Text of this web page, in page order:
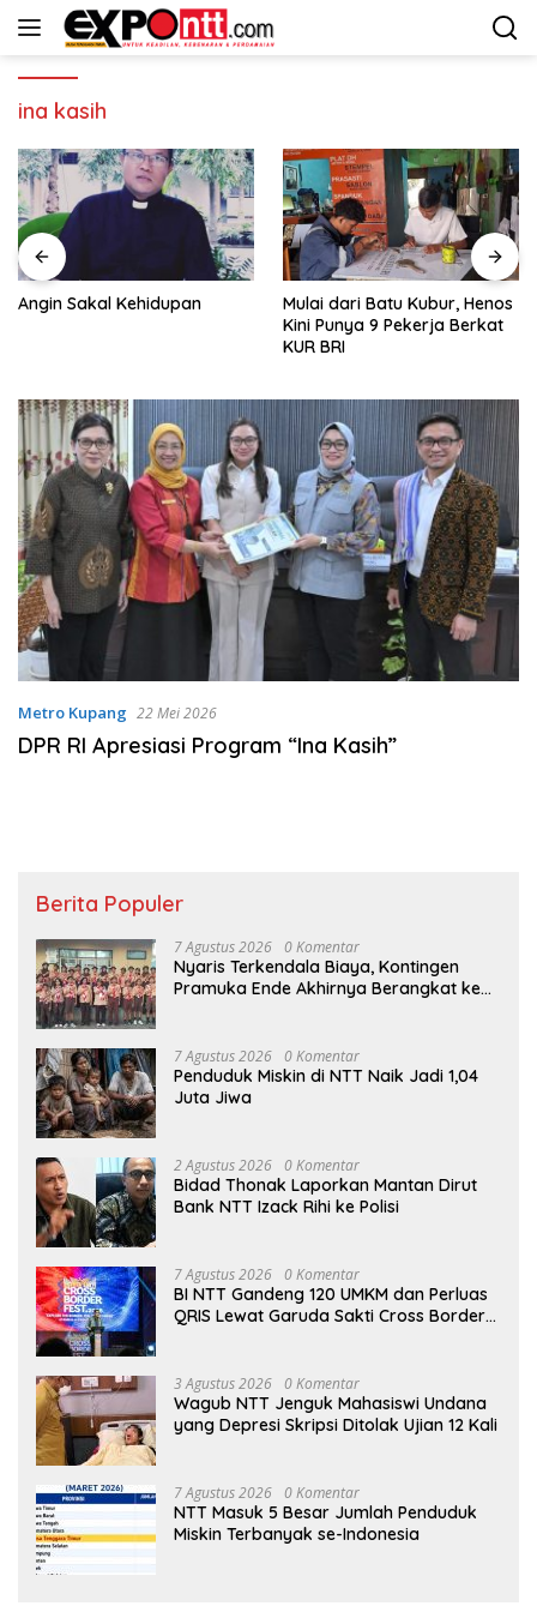
Langsung
ina kasih
Angin Sakal Kehidupan
Mulai dari Batu Kubur, Henos
Kini Punya 9 Pekerja Berkat
KUR BRI
Metro Kupang 22 Mei 2026
DPR RI Apresiasi Program “Ina Kasih”
Berita Populer
7 Agustus 2026 0 Komentar
Nyaris Terkendala Biaya, Kontingen
Pramuka Ende Akhirnya Berangkat ke
7 Agustus 2026 0 Komentar
Penduduk Miskin di NTT Naik Jadi 1,04
Juta Jiwa
2 Agustus 2026 0 Komentar
Bidad Thonak Laporkan Mantan Dirut
Bank NTT Izack Rihi ke Polisi
7 Agustus 2026 0 Komentar
BI NTT Gandeng 120 UMKM dan Perluas
QRIS Lewat Garuda Sakti Cross Border
3 Agustus 2026 0 Komentar
Wagub NTT Jenguk Mahasiswi Undana
yang Depresi Skripsi Ditolak Ujian 12 Kali
7 Agustus 2026 0 Komentar
NTT Masuk 5 Besar Jumlah Penduduk
Miskin Terbanyak se-Indonesia